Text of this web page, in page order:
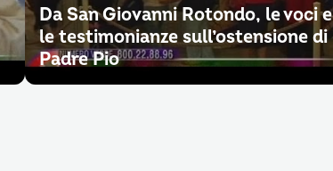
Da San Giovanni Rotondo, le voci e
le testimonianze sull’ostensione di
Padre Pio